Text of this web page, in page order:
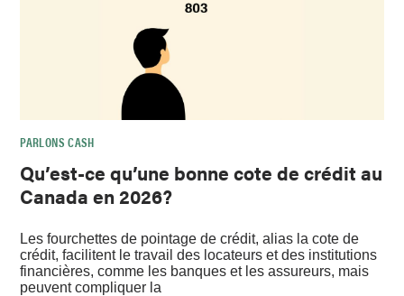
PARLONS CASH
Qu’est-ce qu’une bonne cote de crédit au
Canada en 2026?
Les fourchettes de pointage de crédit, alias la cote de
crédit, facilitent le travail des locateurs et des institutions
financières, comme les banques et les assureurs, mais
peuvent compliquer la